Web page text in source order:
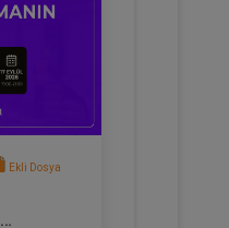
Ekli Dosya